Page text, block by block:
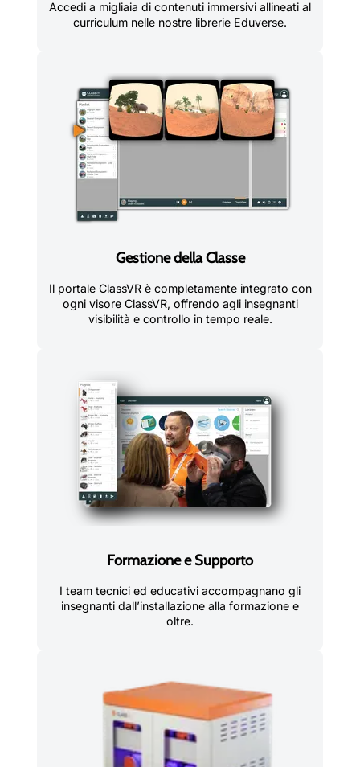
Accedi a migliaia di contenuti immersivi allineati al
curriculum nelle nostre librerie Eduverse.
Gestione della Classe
Il portale ClassVR è completamente integrato con
ogni visore ClassVR, offrendo agli insegnanti
visibilità e controllo in tempo reale.
Formazione e Supporto
I team tecnici ed educativi accompagnano gli
insegnanti dall’installazione alla formazione e
oltre.